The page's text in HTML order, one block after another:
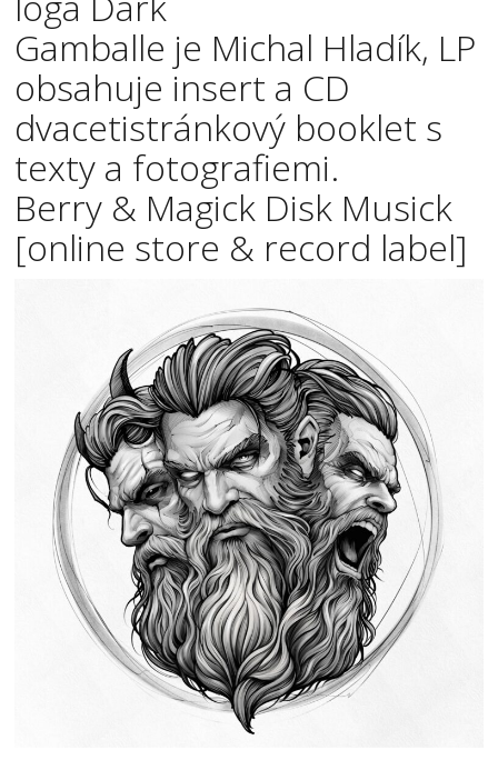
Gamballe je Michal Hladík, LP
obsahuje insert a CD
dvacetistránkový booklet s
texty a fotografiemi.
Berry & Magick Disk Musick
[online store & record label]